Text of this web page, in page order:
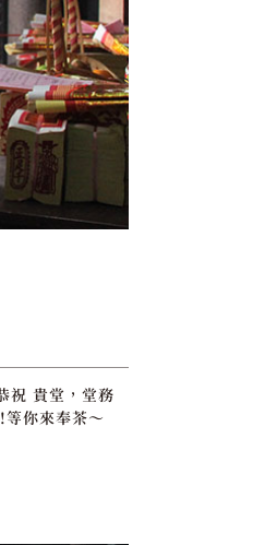
祝 貴堂，堂務
你來奉茶～